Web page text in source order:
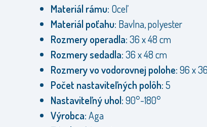
Materiál rámu: Oceľ
Materiál poťahu: Bavlna, polyester
Rozmery operadla:36 x 48 cm
Rozmery sedadla:36 x 48 cm
Rozmery vo vodorovnej polohe:96 x
Počet nastaviteľných polôh:5
Nastaviteľný uhol:90°-180°
Výrobca:Aga